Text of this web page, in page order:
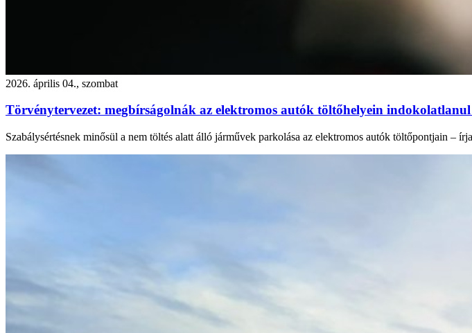
2026. április 04., szombat
Törvénytervezet: megbírságolnák az elektromos autók töltőhelyein
Szabálysértésnek minősül a nem töltés alatt álló járművek parkolása az elektromos autók töltőpontjain –